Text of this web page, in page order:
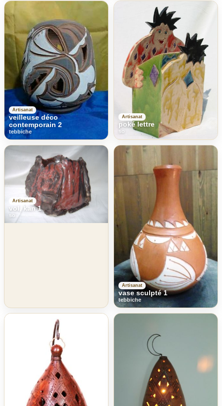
Artisanat
veilleuse déco
contemporain 2
tebbiche
Artisanat
poké lettre
so
Artisanat
vol, kan 1
so
Artisanat
vase sculpté 1
tebbiche